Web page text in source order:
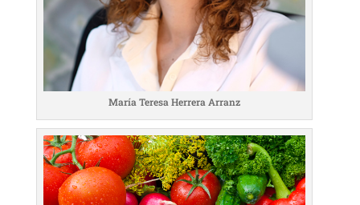
María Teresa Herrera Arranz